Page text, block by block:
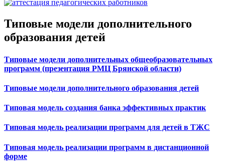
Типовые модели дополнительного
образования детей
Типовые модели дополнительных общеобразовательных
программ (презентация РМЦ Брянской области)
Типовые модели дополнительного образования детей
Типовая модель создания банка эффективных практик
Типовая модель реализации программ для детей в ТЖС
Типовая модель реализации программ в дистанционной
форме